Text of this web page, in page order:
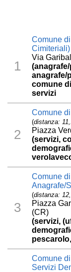
1
Comune
Cimiteriali)
Via
anagrafe/
comune
servizi
2
Comune
(distanza:
Piazza
(servizi,
3
Comune
Anagrafe/
(distanza:
Piazza
(CR)
(servizi,
Comune
Servizi